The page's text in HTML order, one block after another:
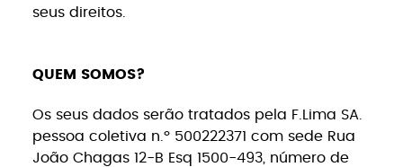
seus direitos.
QUEM SOMOS?
Os seus dados serão tratados pela F.Lima SA.
pessoa coletiva n.º 500222371 com sede Rua
João Chagas 12-B Esq 1500-493, número de